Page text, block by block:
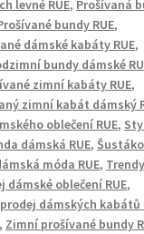
levné RUE, Prošívaná
bundy RUE,
dámské kabáty RUE,
bundy dámské
zimní kabáty RUE,
zimní kabát dámský
oblečení RUE,
dámská RUE,
móda RUE, Trendy
dámské oblečení RUE,
dámských kabátů
, Zimní prošívané bundy